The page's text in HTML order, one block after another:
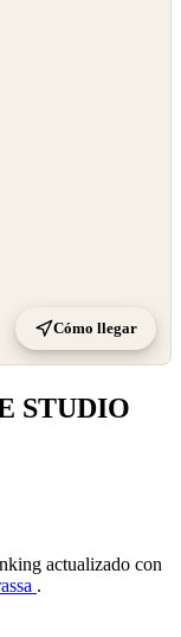
Cómo llegar
STUDIO
actualizado con
.